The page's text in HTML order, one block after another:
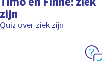
zijn
Quiz over ziek zijn